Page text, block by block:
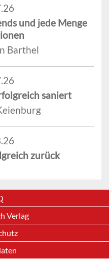
und jede Menge
Barthel
saniert
zurück
Verlag